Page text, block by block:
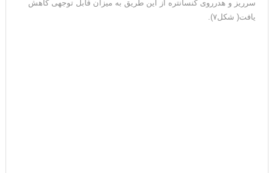
سرریز و هدرروی کنسانتره از این طریق به میزان قابل توجهی کاهش
یافت( شکل۷).